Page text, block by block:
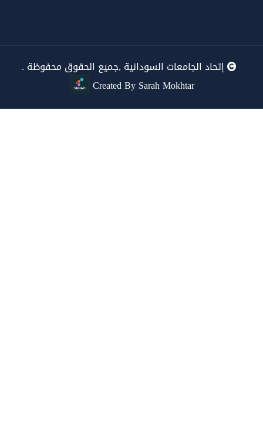
إتحاد الجامعات السودانية ,جميع الحقوق محفوظة .
Created By Sarah Mokhtar